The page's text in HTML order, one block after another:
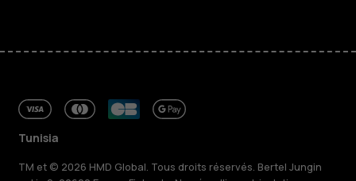
Tunisia
TM et © 2026 HMD Global. Tous droits réservés. Bertel Jungin